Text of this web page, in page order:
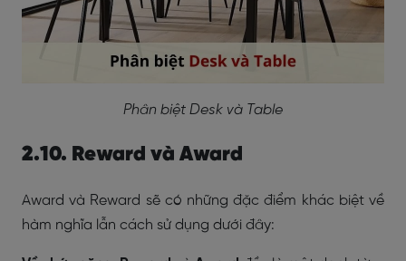
Phân biệt Desk và Table
2.10. Reward và Award
Award và Reward sẽ có những đặc điểm khác biệt về
hàm nghĩa lẫn cách sử dụng dưới đây: